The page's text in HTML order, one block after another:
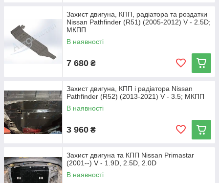
Захист двигуна, КПП, радіатора та роздатки
Nissan Pathfinder (R51) (2005-2012) V - 2.5D;
МКПП
В наявності
7 680 ₴
Захист двигуна, КПП і радіатора Nissan
Pathfinder (R52) (2013-2021) V - 3.5; МКПП
В наявності
3 960 ₴
Захист двигуна та КПП Nissan Primastar
(2001--) V - 1.9D, 2.5D, 2.0D
В наявності